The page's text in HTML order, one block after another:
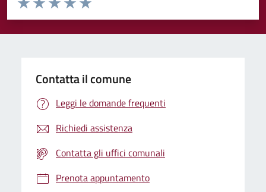
Valuta 5 stelle su 5
Valuta 4 stelle su 5
Valuta 3 stelle su 5
Valuta 2 stelle su 5
Valuta 1 stelle su 5
Contatta il comune
Leggi le domande frequenti
Richiedi assistenza
Contatta gli uffici comunali
Prenota appuntamento